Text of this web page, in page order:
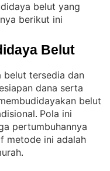
belut yang
berikut ini
Belut
belut tersedia dan
dana serta
belut
. Pola ini
pertumbuhannya
metode ini adalah
.